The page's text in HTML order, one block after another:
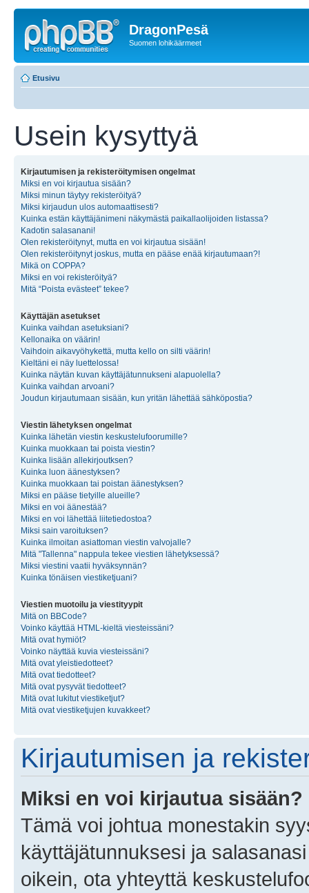
DragonPesä
Suomen lohikäärmeet
Etusivu
Usein kysyttyä
Kirjautumisen ja rekisteröitymisen ongelmat
Miksi en voi kirjautua sisään?
Miksi minun täytyy rekisteröityä?
Miksi kirjaudun ulos automaattisesti?
Kuinka estän käyttäjänimeni näkymästä paikallaolijoiden listassa?
Kadotin salasanani!
Olen rekisteröitynyt, mutta en voi kirjautua sisään!
Olen rekisteröitynyt joskus, mutta en pääse enää kirjautumaan?!
Mikä on COPPA?
Miksi en voi rekisteröityä?
Mitä “Poista evästeet” tekee?
Käyttäjän asetukset
Kuinka vaihdan asetuksiani?
Kellonaika on väärin!
Vaihdoin aikavyöhykettä, mutta kello on silti väärin!
Kieltäni ei näy luettelossa!
Kuinka näytän kuvan käyttäjätunnukseni alapuolella?
Kuinka vaihdan arvoani?
Joudun kirjautumaan sisään, kun yritän lähettää sähköpostia?
Viestin lähetyksen ongelmat
Kuinka lähetän viestin keskustelufoorumille?
Kuinka muokkaan tai poista viestin?
Kuinka lisään allekirjoutksen?
Kuinka luon äänestyksen?
Kuinka muokkaan tai poistan äänestyksen?
Miksi en pääse tietyille alueille?
Miksi en voi äänestää?
Miksi en voi lähettää liitetiedostoa?
Miksi sain varoituksen?
Kuinka ilmoitan asiattoman viestin valvojalle?
Mitä "Tallenna" nappula tekee viestien lähetyksessä?
Miksi viestini vaatii hyväksynnän?
Kuinka tönäisen viestiketjuani?
Viestien muotoilu ja viestityypit
Mitä on BBCode?
Voinko käyttää HTML-kieltä viesteissäni?
Mitä ovat hymiöt?
Voinko näyttää kuvia viesteissäni?
Mitä ovat yleistiedotteet?
Mitä ovat tiedotteet?
Mitä ovat pysyvät tiedotteet?
Mitä ovat lukitut viestiketjut?
Mitä ovat viestiketjujen kuvakkeet?
Kirjautumisen ja
Miksi en voi kirjautua sisään?
Tämä voi johtua monestakin
käyttäjätunnuksesi ja
oikein, ota yhteyttä